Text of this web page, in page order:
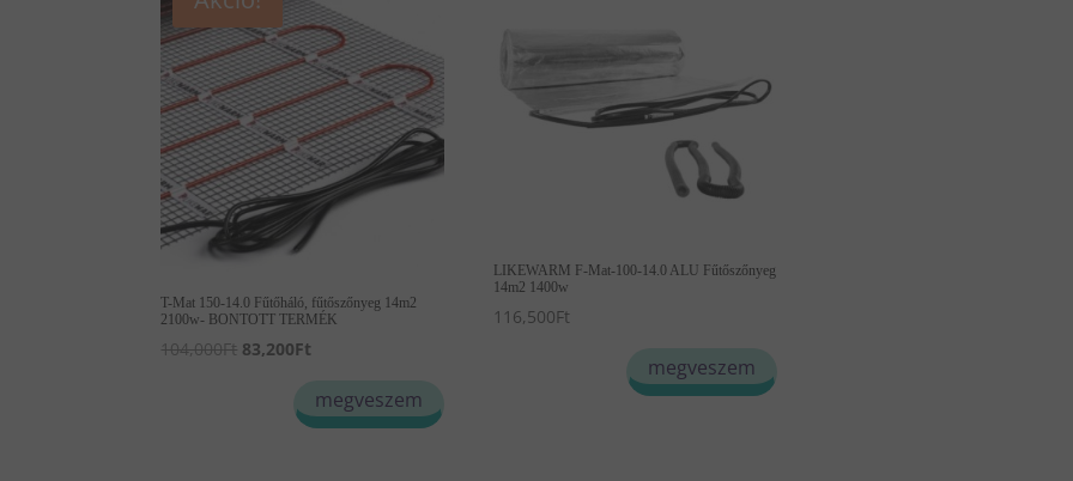
T-Mat 150-14.0 Fűtőháló, fűtőszőnyeg 14m2
2100w- BONTOTT TERMÉK
104,000Ft Original
104,000Ft.
83,200Ft
is:
83,200Ft.
megveszem
LIKEWARM F-Mat-100-14.0 ALU Fűtőszőnyeg
14m2 1400w
116,500Ft
megveszem